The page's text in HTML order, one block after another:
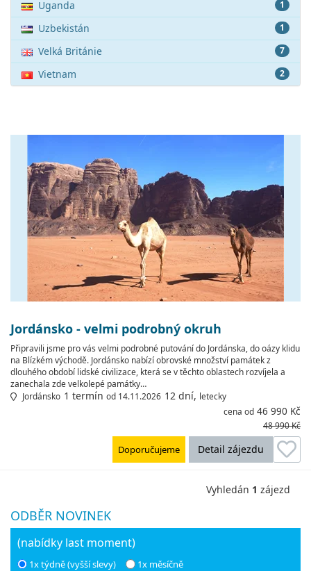
1
Uganda
1
Uzbekistán
7
Velká Británie
2
Vietnam
Jordánsko - velmi podrobný okruh
Připravili jsme pro vás velmi podrobné putování do Jordánska, do oázy klidu
na Blízkém východě. Jordánsko nabízí obrovské množství památek z
dlouhého období lidské civilizace, která se v těchto oblastech rozvíjela a
zanechala zde velkolepé památky…
Jordánsko 1 termín od 14.11.2026 12 dní, letecky
cena od 46 990 Kč
48 990 Kč
Detail zájezdu
Doporučujeme
Vyhledán 1 zájezd
ODBĚR NOVINEK
(nabídky last moment)
1x týdně (vyšší slevy) 1x měsíčně